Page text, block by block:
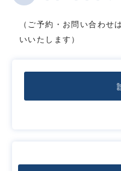
（ご予約・お問い合わせ
いいたします）